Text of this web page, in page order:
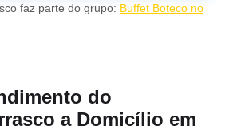
faz parte do grupo: Buffet Boteco no
do
a Domicílio em